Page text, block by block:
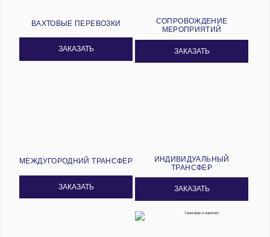
ВАХТОВЫЕ ПЕРЕВОЗКИ
ЗАКАЗАТЬ
СОПРОВОЖДЕНИЕ
МЕРОПРИЯТИЙ
ЗАКАЗАТЬ
МЕЖДУГОРОДНИЙ ТРАНСФЕР
ЗАКАЗАТЬ
ИНДИВИДУАЛЬНЫЙ
ТРАНСФЕР
ЗАКАЗАТЬ